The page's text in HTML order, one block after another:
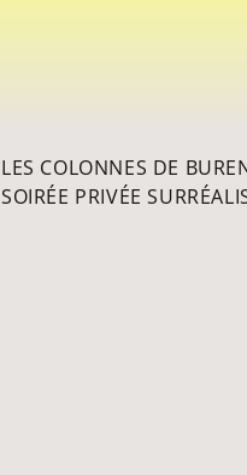
LES COLONNES DE
SOIRÉE PRIVÉE